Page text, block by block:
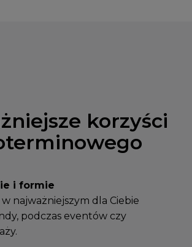
korzyści
i formie
najważniejszym dla Ciebie
podczas eventów czy